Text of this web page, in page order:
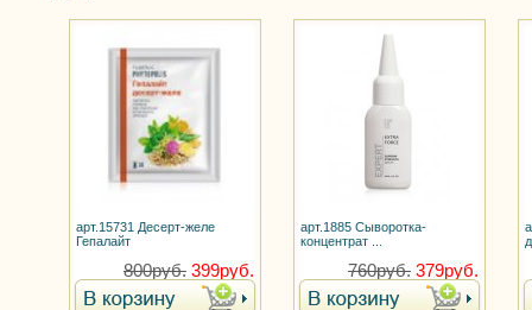
арт.15731 Десерт-желе
Гепалайт
800руб. 399руб.
арт.1885 Сыворотка-
концентрат ...
760руб. 379руб.